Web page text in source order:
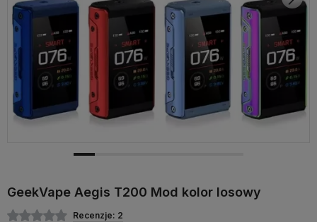
GeekVape Aegis T200 Mod kolor losowy
Recenzje: 2